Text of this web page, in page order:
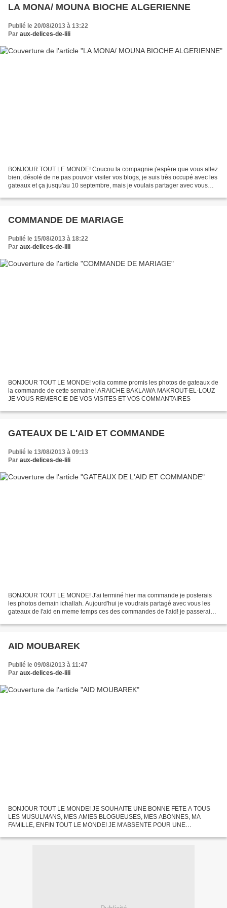
LA MONA/ MOUNA BIOCHE ALGERIENNE
Publié le 20/08/2013 à 13:22
Par aux-delices-de-lili
BONJOUR TOUT LE MONDE! Coucou la compagnie j'espère que vous allez
bien, désolé de ne pas pouvoir visiter vos blogs, je suis très occupé avec les
gateaux et ça jusqu'au 10 septembre, mais je voulais partager avec vous
COMMANDE DE MARIAGE
Publié le 15/08/2013 à 18:22
Par aux-delices-de-lili
BONJOUR TOUT LE MONDE! voila comme promis les photos de gateaux de
la commande de cette semaine! ARAICHE BAKLAWA MAKROUT-EL-LOUZ
JE VOUS REMERCIE DE VOS VISITES ET VOS COMMANTAIRES
GATEAUX DE L'AID ET COMMANDE
Publié le 13/08/2013 à 09:13
Par aux-delices-de-lili
BONJOUR TOUT LE MONDE! J'ai terminé hier ma commande je posterais
les photos demain ichallah. Aujourd'hui je voudrais partagé avec vous les
gateaux de l'aid en meme temps ces des commandes de l'aid! je passerai
AID MOUBAREK
Publié le 09/08/2013 à 11:47
Par aux-delices-de-lili
BONJOUR TOUT LE MONDE! JE SOUHAITE UNE BONNE FETE A TOUS
LES MUSULMANS, MES AMIES BLOGUEUSES, MES ABONNES, MA
FAMILLE, ENFIN TOUT LE MONDE! JE M'ABSENTE POUR UNE
BISOUS